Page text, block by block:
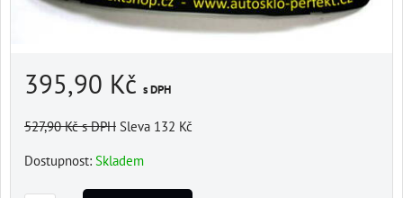
395,90 Kč s DPH
527,90 Kčs DPH Sleva 132 Kč
Dostupnost: Skladem